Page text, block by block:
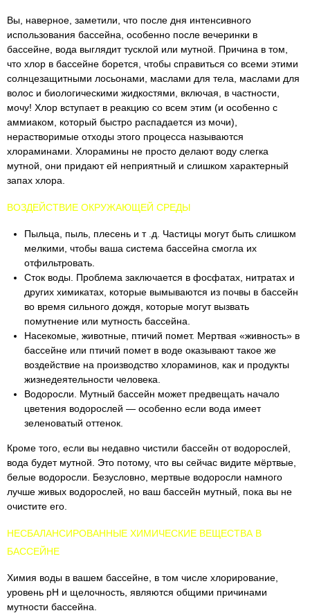
Вы, наверное, заметили, что после дня интенсивного
использования бассейна, особенно после вечеринки в
бассейне, вода выглядит тусклой или мутной. Причина в том,
что хлор в бассейне борется, чтобы справиться со всеми этими
солнцезащитными лосьонами, маслами для тела, маслами для
волос и биологическими жидкостями, включая, в частности,
мочу! Хлор вступает в реакцию со всем этим (и особенно с
аммиаком, который быстро распадается из мочи),
нерастворимые отходы этого процесса называются
хлораминами. Хлорамины не просто делают воду слегка
мутной, они придают ей неприятный и слишком характерный
запах хлора.
ВОЗДЕЙСТВИЕ ОКРУЖАЮЩЕЙ СРЕДЫ
Пыльца, пыль, плесень и т .д. Частицы могут быть слишком
мелкими, чтобы ваша система бассейна смогла их
отфильтровать.
Сток воды. Проблема заключается в фосфатах, нитратах и
других химикатах, которые вымываются из почвы в бассейн
во время сильного дождя, которые могут вызвать
помутнение или мутность бассейна.
Насекомые, животные, птичий помет. Мертвая «живность» в
бассейне или птичий помет в воде оказывают такое же
воздействие на производство хлораминов, как и продукты
жизнедеятельности человека.
Водоросли. Мутный бассейн может предвещать начало
цветения водорослей — особенно если вода имеет
зеленоватый оттенок.
Кроме того, если вы недавно чистили бассейн от водорослей,
вода будет мутной. Это потому, что вы сейчас видите мёртвые,
белые водоросли. Безусловно, мертвые водоросли намного
лучше живых водорослей, но ваш бассейн мутный, пока вы не
очистите его.
НЕСБАЛАНСИРОВАННЫЕ ХИМИЧЕСКИЕ ВЕЩЕСТВА В
БАССЕЙНЕ
Химия воды в вашем бассейне, в том числе хлорирование,
уровень pH и щелочность, являются общими причинами
мутности бассейна.